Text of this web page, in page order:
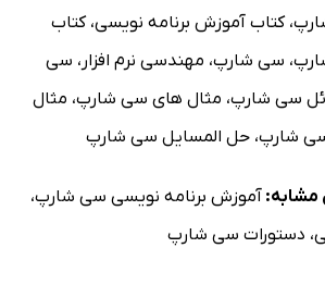
،کتاب آموزش برنامه نویسی،کتاب
، سی شارپ، مهندسی نرم افزار ، سی
سی شارپ، مثال های سی شارپ، مثال
سی شارپ، حل المسایل سی شارپ
آموزش برنامه نویسی سی شارپ،
، دستورات سی شارپ